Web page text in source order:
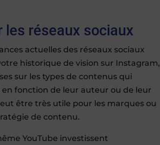
les réseaux sociaux
actuelles des réseaux sociaux
historique de vision sur Instagram,
sur les types de contenus qui
fonction de leur auteur ou de leur
être très utile pour les marques ou
de contenu.
YouTube investissent